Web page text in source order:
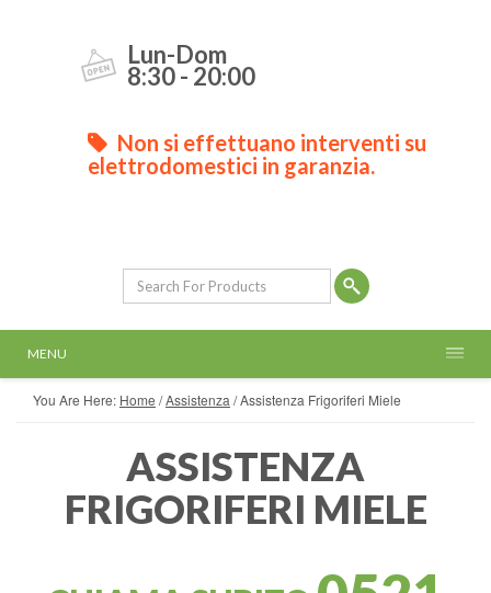
Lun-Dom
8:30 - 20:00
Non si effettuano interventi su
elettrodomestici in garanzia.
MENU
You Are Here: Home /Assistenza /Assistenza Frigoriferi Miele
ASSISTENZA
FRIGORIFERI MIELE